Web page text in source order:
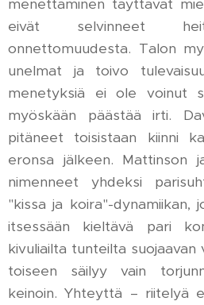
menettäminen täyttävät
eivät selvinneet
onnettomuudesta. Talon
unelmat ja toivo
menetyksiä ei ole voinut
myöskään päästää irti.
pitäneet toisistaan kiinni
eronsa jälkeen. Mattinson
nimenneet yhdeksi
"kissa ja koira"-dynamiikan,
itsessään kieltävä pari
kivuliailta tunteilta
toiseen säilyy vain
keinoin. Yhteyttä – riitelyä